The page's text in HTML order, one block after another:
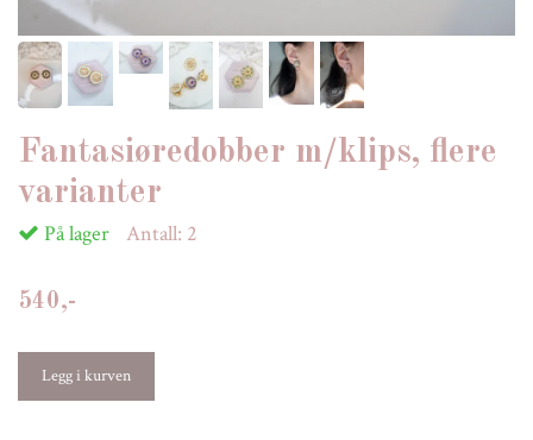
Fantasiøredobber m/klips, flere
varianter
På lager Antall: 2
540,-